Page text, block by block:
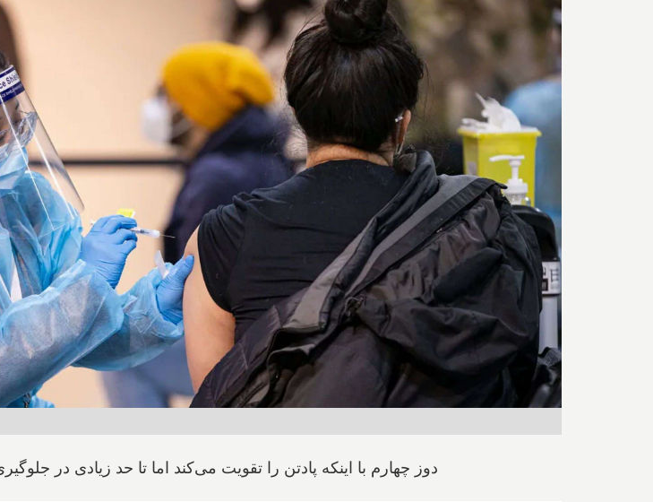
دوز چهارم با اینکه پادتن را تقویت می‌کند اما تا حد زیادی در